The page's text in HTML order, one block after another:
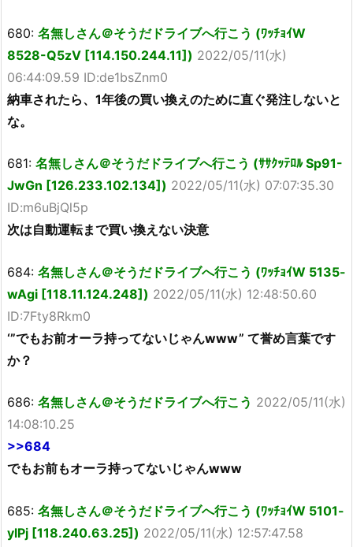
680: 名無しさん＠そうだドライブへ行こう (ﾜｯﾁｮｲW
8528-Q5zV [114.150.244.11]) 2022/05/11(水)
06:44:09.59 ID:de1bsZnm0
納車されたら、1年後の買い換えのために直ぐ発注しないと
な。
681: 名無しさん＠そうだドライブへ行こう (ｻｻｸｯﾃﾛﾙ Sp91-
JwGn [126.233.102.134]) 2022/05/11(水) 07:07:35.30
ID:m6uBjQl5p
次は自動運転まで買い換えない決意
684: 名無しさん＠そうだドライブへ行こう (ﾜｯﾁｮｲW 5135-
wAgi [118.11.124.248]) 2022/05/11(水) 12:48:50.60
ID:7Fty8Rkm0
‘”でもお前オーラ持ってないじゃんwww” て誉め言葉です
か？
686: 名無しさん＠そうだドライブへ行こう 2022/05/11(水)
14:08:10.25
>>684
でもお前もオーラ持ってないじゃんwww
685: 名無しさん＠そうだドライブへ行こう (ﾜｯﾁｮｲW 5101-
ylPj [118.240.63.25]) 2022/05/11(水) 12:57:47.58